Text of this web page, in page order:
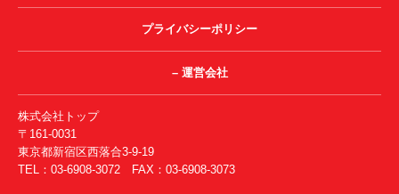
プライバシーポリシー
– 運営会社
株式会社トップ
〒161-0031
東京都新宿区西落合3-9-19
TEL：03-6908-3072 FAX：03-6908-3073